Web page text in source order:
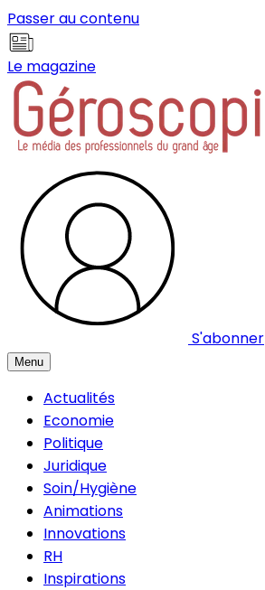
Passer au contenu
Le magazine
S'abonner
Menu
Actualités
Economie
Politique
Juridique
Soin/Hygiène
Animations
Innovations
RH
Inspirations
Panneau de gestion des cookies